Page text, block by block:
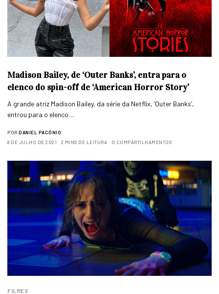
Madison Bailey, de ‘Outer Banks’, entra para o
elenco do spin-off de ‘American Horror Story’
A grande atriz Madison Bailey, da série da Netflix, ‘Outer Banks’,
entrou para o elenco…
POR DANIEL PACÔNIO
8 DE JULHO DE 2021
2 MINS DE LEITURA 0 COMPARTILHAMENTOS
FILMES